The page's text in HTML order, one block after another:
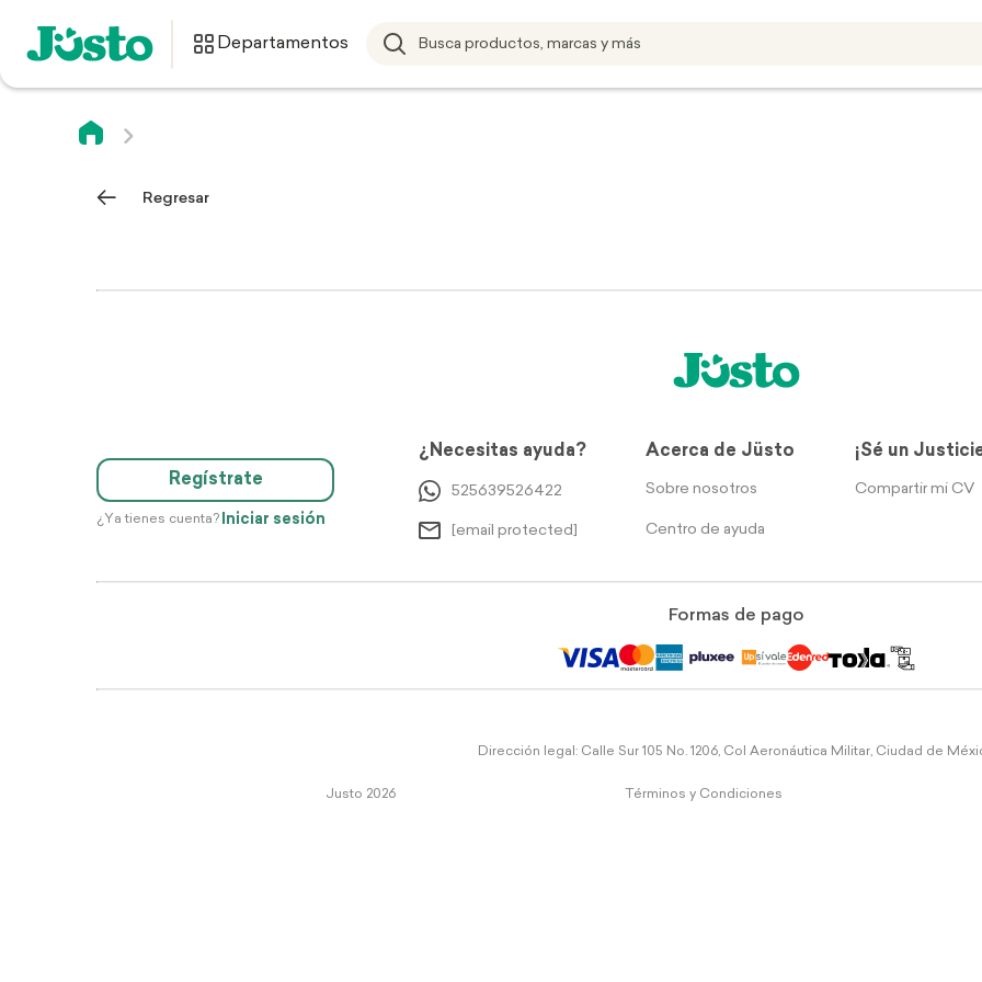
Departamentos
Regresar
Regístrate
¿Ya tienes cuenta? Iniciar sesión
¿Necesitas ayuda?
525639526422
[email protected]
Acerca de Jüsto
Sobre nosotros
Centro de ayuda
¡Sé un
Compartir mi CV
Formas de pago
Dirección legal: Calle Sur 105 No. 1206, Col Aeronáutica Militar, Ciudad de
Justo 2026 Términos y Condiciones